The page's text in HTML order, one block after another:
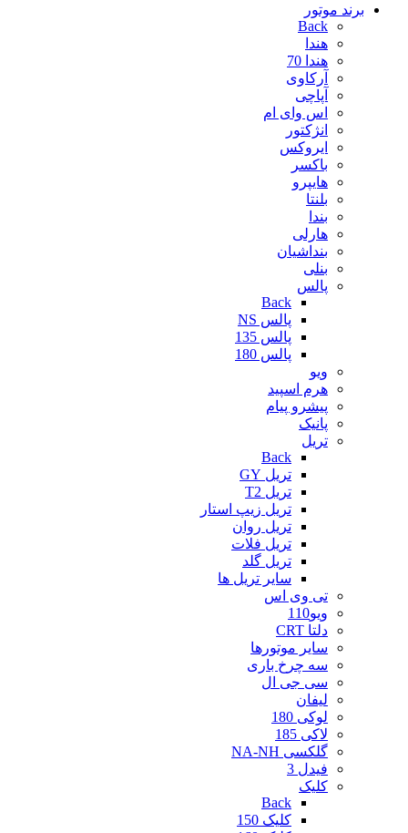
برند موتور
Back
هندا
هندا 70
آرکاوی
آپاچی
اس وای ام
انژکتور
ایروکس
باکسر
هایپرو
بلنتا
بندا
هارلی
بنداشیان
بنلی
پالس
Back
پالس NS
پالس 135
پالس 180
ویو
هرم اسپید
پیشرو پیام
پانیک
تریل
Back
تریل GY
تریل T2
تریل زیپ استار
تریل روان
تریل فلات
تریل گلد
سایر تریل ها
تی وی اس
ویو110
دلتا CRT
سایر موتورها
سه چرخ باری
سی جی ال
لیفان
لوکی 180
لاکی 185
گلکسی NA-NH
فیدل 3
کلیک
Back
کلیک 150